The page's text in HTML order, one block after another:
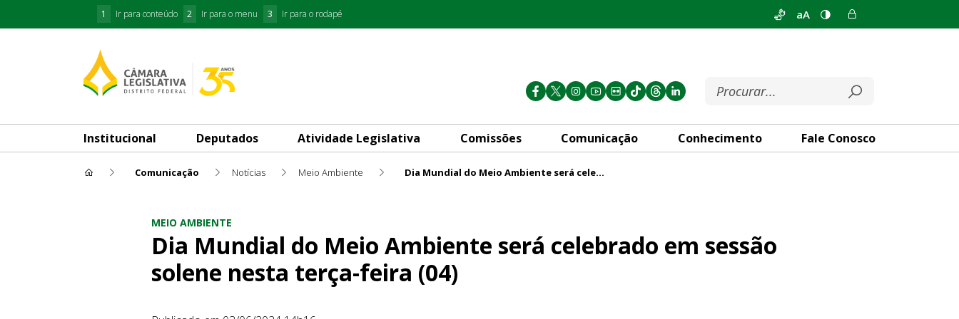
1 Ir para conteúdo 2 Ir para o menu 3 Ir para o rodapé aA
Institucional Deputados Atividade Legislativa Comissões Comunicação Conhecimento Fale Conosco
Comunicação Notícias Meio Ambiente Dia Mundial do Meio Ambiente será celebrado em sessão solene nesta terça-feira (04)
MEIO AMBIENTE
Dia Mundial do Meio Ambiente será celebrado em sessão
solene nesta terça-feira (04)